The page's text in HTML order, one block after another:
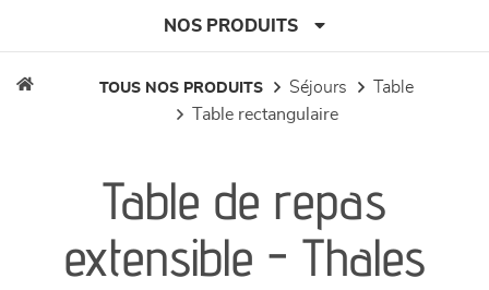
NOS PRODUITS
meubles de complément
TOUS NOS PRODUITS séjours
table
table rectangulaire
Table de repas
extensible - Thales